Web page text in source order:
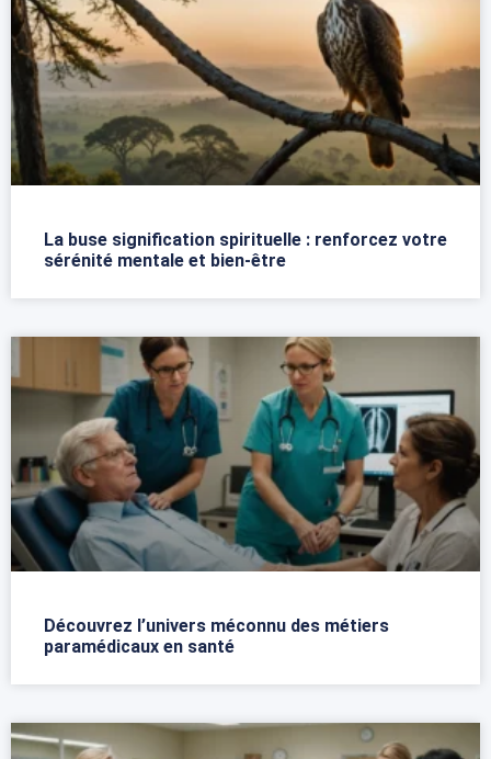
La buse signification spirituelle : renforcez votre
sérénité mentale et bien-être
Découvrez l’univers méconnu des métiers
paramédicaux en santé